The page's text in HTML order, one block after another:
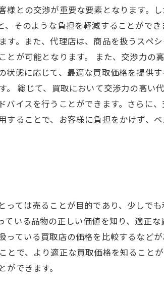
との交渉が重要な要素となります。
そのような負担を軽減することがで
。また、代理店は、商品を扱うスペ
が可能となります。 また、交渉力の
態に応じて、最適な買取価格を提供
総じて、買取において交渉力の高い
イスを行うことができます。さらに
ることで、お客様に負担をかけず、
ては売ることが目的であり、少しで
いる品物の正しい価値を知り、適正
ている買取店の価格を比較するなど
で、より適正な買取価格を知ること
できます。